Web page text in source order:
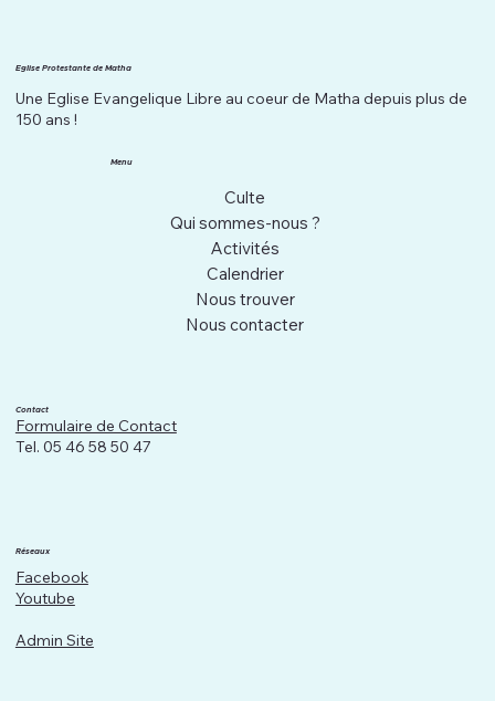
Eglise Protestante de Matha
Une Eglise Evangelique Libre au coeur de Matha depuis plus de
150 ans !
Menu
Culte
Qui sommes-nous ?
Activités
Calendrier
Nous trouver
Nous contacter
Contact
Formulaire de Contact
Tel. 05 46 58 50 47
Réseaux
Facebook
Youtube
Admin Site